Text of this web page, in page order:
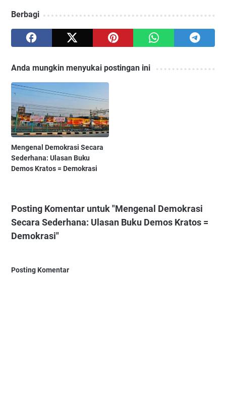
Berbagi
Anda mungkin menyukai postingan ini
Mengenal Demokrasi Secara
Sederhana: Ulasan Buku
Demos Kratos = Demokrasi
Posting Komentar untuk "Mengenal Demokrasi
Secara Sederhana: Ulasan Buku Demos Kratos =
Demokrasi"
Posting Komentar